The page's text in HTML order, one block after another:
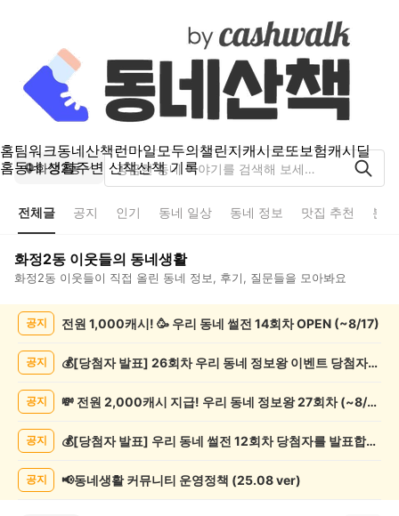
홈팀워크동네산책런마일모두의챌린지캐시로또보험캐시딜
홈동네 생활주변 산책산책 기록
화정2동
전체글 공지 인기 동네 일상 동네 정보 맛집 추천 분
화정2동 이웃들의 동네생활
화정2동 이웃들이 직접 올린 동네 정보, 후기, 질문들을 모아봐요
록
공지 전원 1,000캐시! 🥳 우리 동네 썰전 14회차 OPEN (~8/17)
공지 💰[당첨자 발표] 26회차 우리 동네 정보왕 이벤트 당첨자를 발표합니다!
공지 💸 전원 2,000캐시 지급! 우리 동네 정보왕 27회차 (~8/10)
공지 💰[당첨자 발표] 우리 동네 썰전 12회차 당첨자를 발표합니다!
공지 📢동네생활 커뮤니티 운영정책 (25.08 ver)